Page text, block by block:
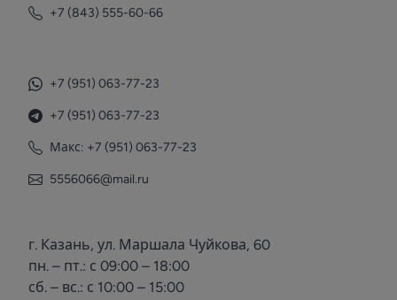
+7 (843) 555-60-66
+7 (951) 063-77-23
+7 (951) 063-77-23
Макс: +7 (951) 063-77-23
5556066@mail.ru
г. Казань, ул. Маршала Чуйкова, 60
пн. – пт.: с 09:00 – 18:00
сб. – вс.: с 10:00 – 15:00